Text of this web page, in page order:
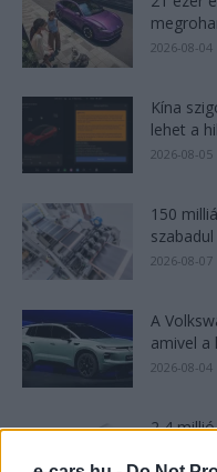
2026-08-04
Kína
lehet a
2026-08-05
150
2026-08-07
A
amivel a
2026-08-04
2,4